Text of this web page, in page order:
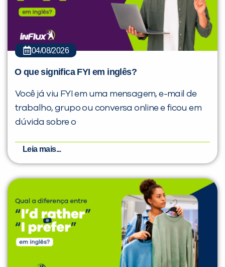
04/08/2026
O que significa FYI em inglês?
Você já viu FYI em uma mensagem, e-mail de
trabalho, grupo ou conversa online e ficou em
dúvida sobre o
Leia mais...